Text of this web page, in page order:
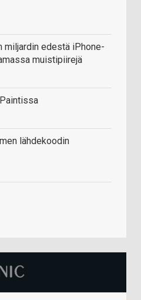
miljardin edestä iPhone-
muistipiirejä
lähdekoodin